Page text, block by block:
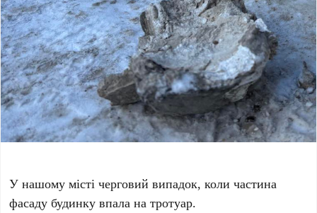
У нашому місті черговий випадок, коли частина
фасаду будинку впала на тротуар.